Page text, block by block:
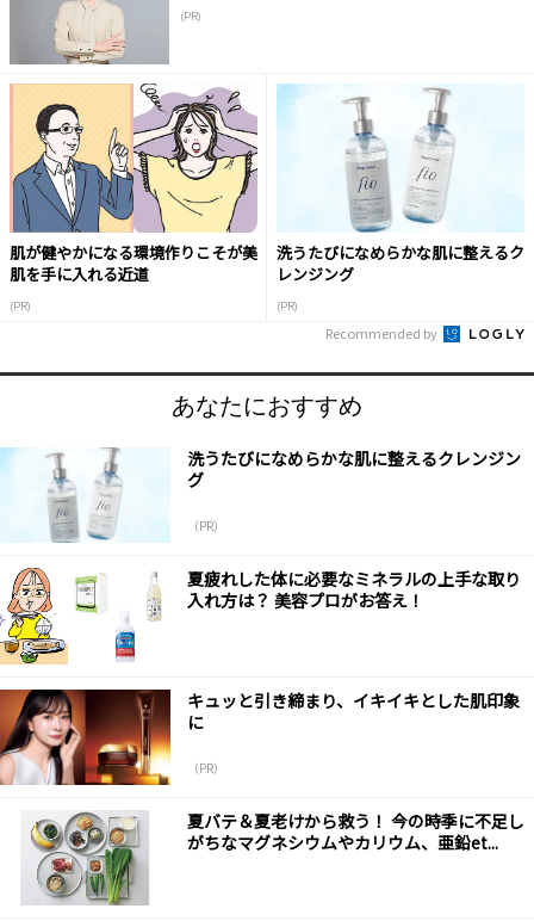
(PR)
肌が健やかになる環境作りこそが美
肌を手に入れる近道
(PR)
洗うたびになめらかな肌に整えるク
レンジング
(PR)
Recommended by
あなたにおすすめ
洗うたびになめらかな肌に整えるクレンジン
グ
（PR）
夏疲れした体に必要なミネラルの上手な取り
入れ方は？ 美容プロがお答え！
キュッと引き締まり、イキイキとした肌印象
に
（PR）
夏バテ＆夏老けから救う！ 今の時季に不足し
がちなマグネシウムやカリウム、亜鉛et...